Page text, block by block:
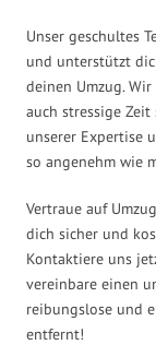
Unser geschultes
und unterstützt
deinen Umzug.
auch stressige
unserer Expertise
so angenehm wie
Vertraue auf
dich sicher und
Kontaktiere uns
vereinbare einen
reibungslose und
entfernt!